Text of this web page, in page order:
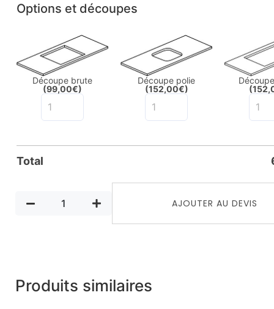
Options et découpes
Découpe brute
(99,00€)
Découpe polie
(152,00€)
Total
AJOUTER AU DEVIS
Produits similaires